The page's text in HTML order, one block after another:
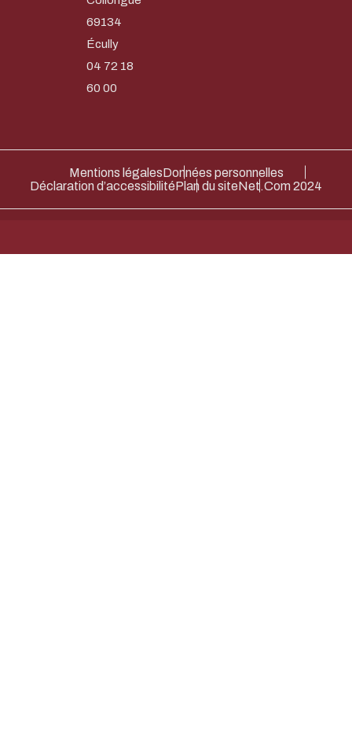
69134
Écully
04 72 18
60 00
Mentions légalesDonnées personnelles
Déclaration d’accessibilitéPlan du siteNet.Com 2024